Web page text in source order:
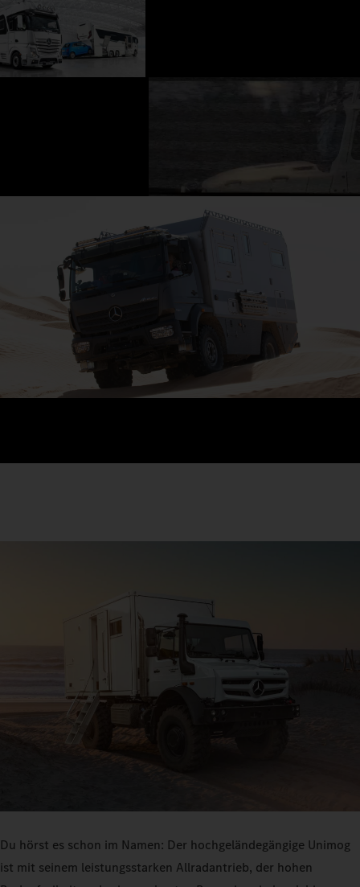
Du hörst es schon im Namen: Der hochgeländegängige Unimog
ist mit seinem leistungsstarken Allradantrieb, der hohen